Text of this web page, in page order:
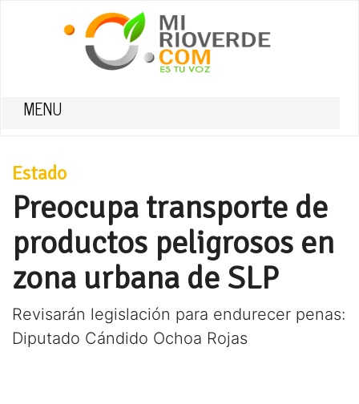
MENU
Estado
Preocupa transporte de
productos peligrosos en
zona urbana de SLP
Revisarán legislación para endurecer penas:
Diputado Cándido Ochoa Rojas